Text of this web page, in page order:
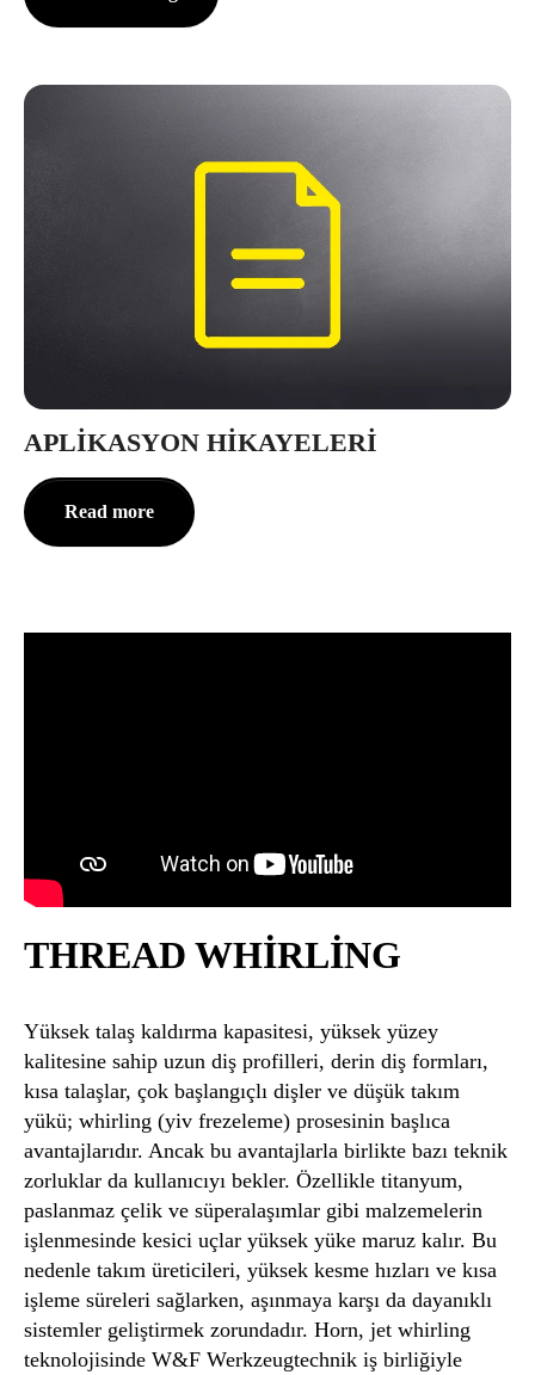
APLIKASYON HIKAYELERI
Read more
THREAD WHIRLING
Yüksek talaş kaldırma kapasitesi, yüksek yüzey
kalitesine sahip uzun diş profilleri, derin diş formları,
kısa talaşlar, çok başlangıçlı dişler ve düşük takım
yükü; whirling (yiv frezeleme) prosesinin başlıca
avantajlarıdır. Ancak bu avantajlarla birlikte bazı teknik
zorluklar da kullanıcıyı bekler. Özellikle titanyum,
paslanmaz çelik ve süperalaşımlar gibi malzemelerin
işlenmesinde kesici uçlar yüksek yüke maruz kalır. Bu
nedenle takım üreticileri, yüksek kesme hızları ve kısa
işleme süreleri sağlarken, aşınmaya karşı da dayanıklı
sistemler geliştirmek zorundadır. Horn, jet whirling
teknolojisinde W&F Werkzeugtechnik iş birliğiyle